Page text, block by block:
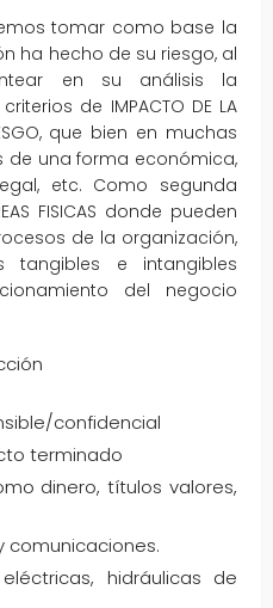
tomar como base la
ha hecho de su riesgo, al
en su análisis la
de IMPACTO DE LA
que bien en muchas
de una forma económica,
etc. Como segunda
FISICAS donde pueden
de la organización,
tangibles e intangibles
del negocio
confidencial
terminado
dinero, títulos valores,
comunicaciones.
hidráulicas de